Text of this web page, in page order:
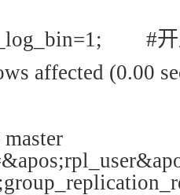
#
affected (0.00